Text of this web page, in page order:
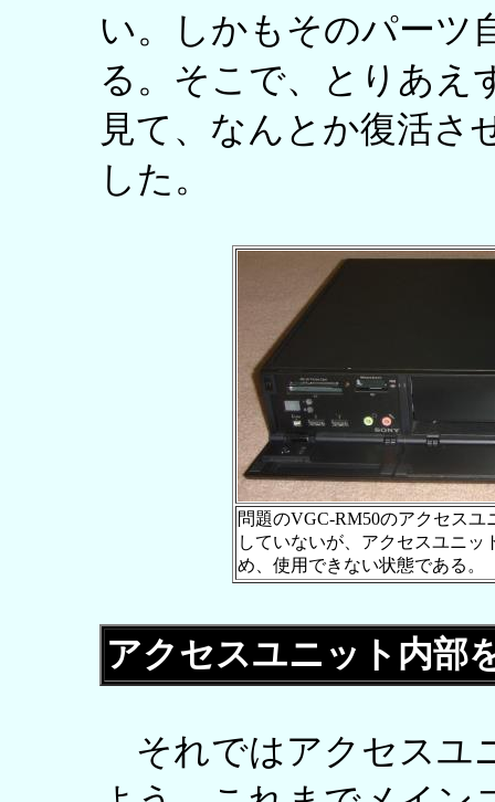
い。しかもそのパーツ
る。そこで、とりあえ
見て、なんとか復活さ
した。
問題のVGC-RM50のアクセス
していないが、アクセスユニ
め、使用できない状態である。
アクセスユニット内部
それではアクセスユ